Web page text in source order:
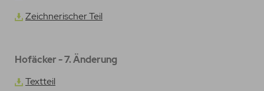
Zeichnerischer Teil
Hofäcker - 7. Änderung
Textteil